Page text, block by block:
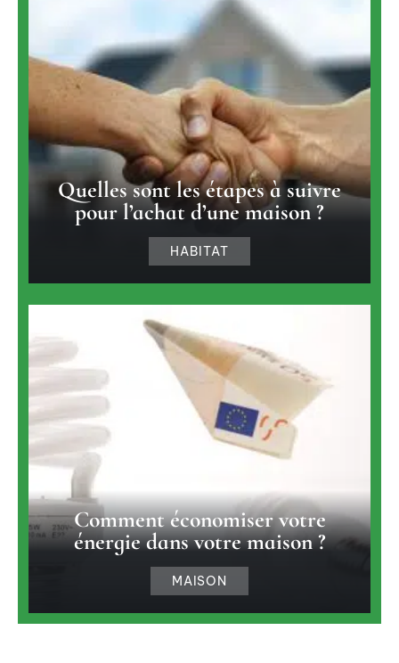
Quelles sont les étapes à suivre
pour l’achat d’une maison ?
HABITAT
Comment économiser votre
énergie dans votre maison ?
MAISON